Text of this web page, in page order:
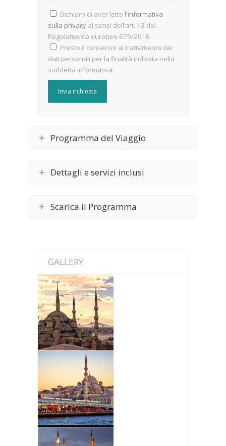
Dichiaro di aver letto l'informativa
sulla privacy ai sensi dell’art. 13 del
Regolamento europeo 679/2016
Presto il consenso al trattamento dei
dati personali per la finalità indicata nella
suddetta informativa.
Programma del Viaggio
Dettagli e servizi inclusi
Scarica il Programma
GALLERY